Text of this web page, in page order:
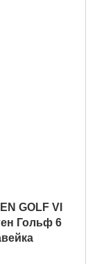
GOLF VI
Гольф 6